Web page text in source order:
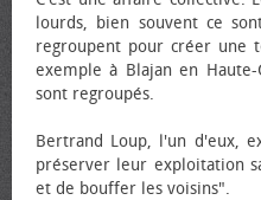
lourds, bien souvent ce
regroupent pour créer une
exemple à Blajan en
sont regroupés.
Bertrand Loup, l'un d'eux,
préserver leur exploitation
et de bouffer les voisins".